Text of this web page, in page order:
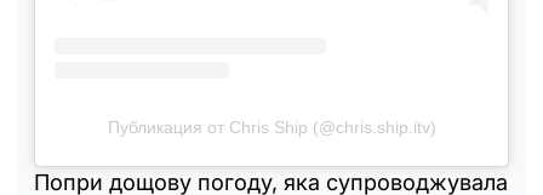
Публикация от Chris Ship (@chris.ship.itv)
Попри дощову погоду, яка супроводжувала